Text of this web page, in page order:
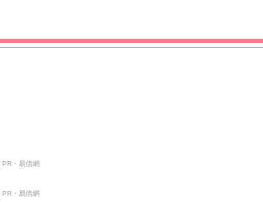
PR・易借網
PR・易借網